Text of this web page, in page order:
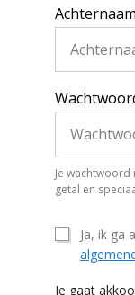
Achternaam
Je
getal en
Ja, ik ga
Je gaat